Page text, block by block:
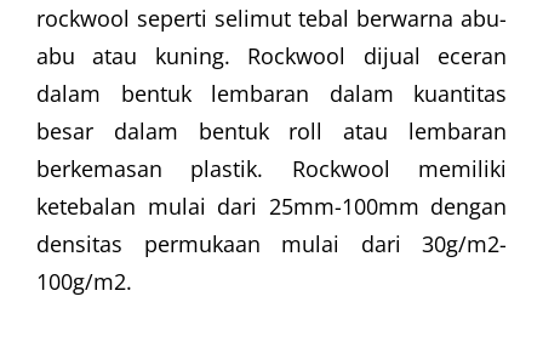
rockwool seperti selimut tebal berwarna abu-
abu atau kuning. Rockwool dijual eceran
dalam bentuk lembaran dalam kuantitas
besar dalam bentuk roll atau lembaran
berkemasan plastik. Rockwool memiliki
ketebalan mulai dari 25mm-100mm dengan
densitas permukaan mulai dari 30g/m2-
100g/m2.